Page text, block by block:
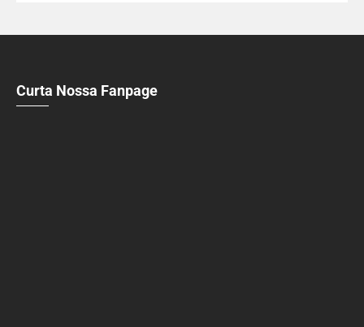
Curta Nossa Fanpage